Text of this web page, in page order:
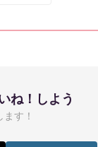
ね！しよう
す！